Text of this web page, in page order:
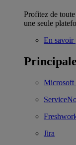
Profitez de
une seule
En savoir
Microsoft
Jira